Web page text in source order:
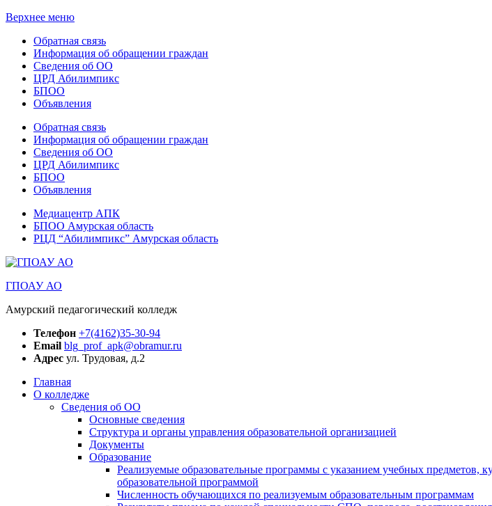
Верхнее меню
Обратная связь
Информация об обращении граждан
Сведения об ОО
ЦРД Абилимпикс
БПОО
Объявления
Обратная связь
Информация об обращении граждан
Сведения об ОО
ЦРД Абилимпикс
БПОО
Объявления
Медиацентр АПК
БПОО Амурская область
РЦД “Абилимпикс” Амурская область
ГПОАУ АО
Амурский педагогический колледж
Телефон +7(4162)35-30-94
Email blg_prof_apk@obramur.ru
Адрес ул. Трудовая, д.2
Главная
О колледже
Сведения об ОО
Основные сведения
Структура и органы управления образовательной организацией
Документы
Образование
Реализуемые образовательные программы с указанием учебных
образовательной программой
Численность обучающихся по реализуемым образовательным программам